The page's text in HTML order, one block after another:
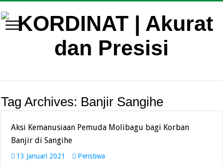
Tag Archives: Banjir Sangihe
Aksi Kemanusiaan Pemuda Molibagu bagi Korban
Banjir di Sangihe
13 Januari 2021 Peristiwa